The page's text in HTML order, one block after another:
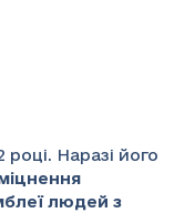
Наразі його
людей з